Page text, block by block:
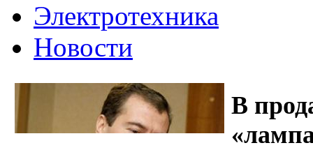
Электротехника
Новости
В